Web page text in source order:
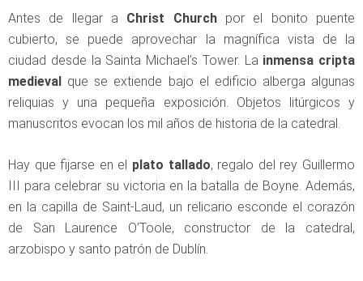
Antes de llegar a Christ Churchpor el bonito puente
cubierto, se puede aprovechar la magnífica vista de la
ciudad desde la Sainta Michael’s Tower. La inmensa cripta
medieval que se extiende bajo el edificio alberga algunas
reliquias y una pequeña exposición. Objetos litúrgicos y
manuscritos evocan los mil años de historia de la catedral.
Hay que fijarse en el plato tallado, regalo del rey Guillermo
III para celebrar su victoria en la batalla de Boyne. Además,
en la capilla de Saint-Laud, un relicario esconde el corazón
de San Laurence O’Toole, constructor de la catedral,
arzobispo y santo patrón de Dublín.